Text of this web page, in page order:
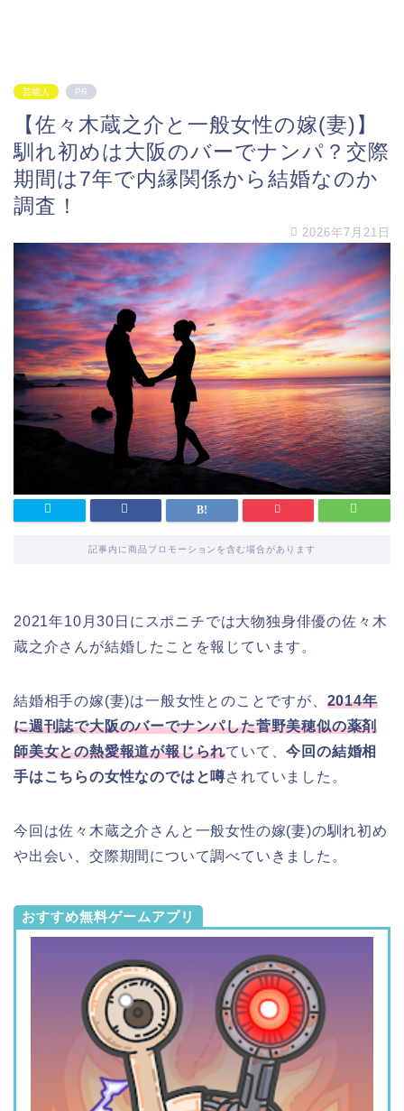
芸能人 PR
【佐々木蔵之介と一般女性の嫁(妻)】
馴れ初めは大阪のバーでナンパ？交際
期間は7年で内縁関係から結婚なのか
調査！
2026年7月21日
記事内に商品プロモーションを含む場合があります
2021年10月30日にスポニチでは大物独身俳優の佐々木
蔵之介さんが結婚したことを報じています。
結婚相手の嫁(妻)は一般女性とのことですが、 2014年
に週刊誌で大阪のバーでナンパした菅野美穂似の薬剤
師美女との熱愛報道が報じられていて、今回の結婚相
手はこちらの女性なのではと噂されていました。
今回は佐々木蔵之介さんと一般女性の嫁(妻)の馴れ初め
や出会い、交際期間について調べていきました。
おすすめ無料ゲームアプリ